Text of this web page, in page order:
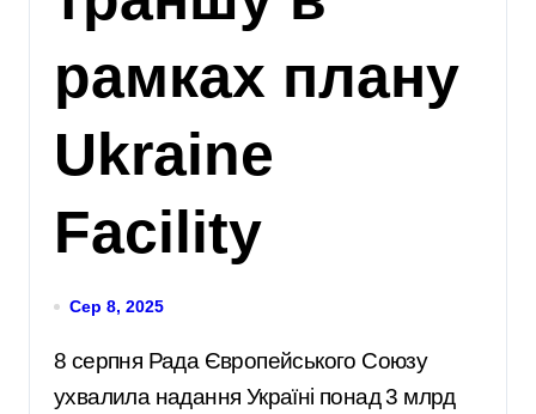
рамках плану
Ukraine
Facility
Сер 8, 2025
8 серпня Рада Європейського Союзу
ухвалила надання Україні понад 3 млрд